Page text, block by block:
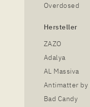
Overdosed
Hersteller
ZAZO
Adalya
AL Massiva
Antimatter by
Bad Candy